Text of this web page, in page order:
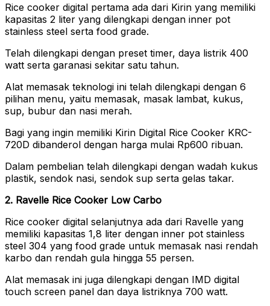
Rice cooker digital pertama ada dari Kirin yang memiliki
kapasitas 2 liter yang dilengkapi dengan inner pot
stainless steel serta food grade.
Telah dilengkapi dengan preset timer, daya listrik 400
watt serta garanasi sekitar satu tahun.
Alat memasak teknologi ini telah dilengkapi dengan 6
pilihan menu, yaitu memasak, masak lambat, kukus,
sup, bubur dan nasi merah.
Bagi yang ingin memiliki Kirin Digital Rice Cooker KRC-
720D dibanderol dengan harga mulai Rp600 ribuan.
Dalam pembelian telah dilengkapi dengan wadah kukus
plastik, sendok nasi, sendok sup serta gelas takar.
2. Ravelle Rice Cooker Low Carbo
Rice cooker digital selanjutnya ada dari Ravelle yang
memiliki kapasitas 1,8 liter dengan inner pot stainless
steel 304 yang food grade untuk memasak nasi rendah
karbo dan rendah gula hingga 55 persen.
Alat memasak ini juga dilengkapi dengan IMD digital
touch screen panel dan daya listriknya 700 watt.